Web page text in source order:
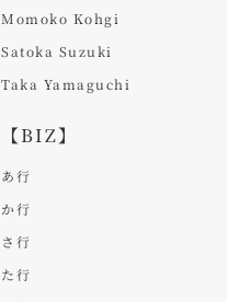
Momoko Kohgi
Satoka Suzuki
Taka Yamaguchi
【BIZ】
あ行
か行
さ行
た行